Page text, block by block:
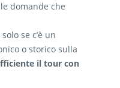
domande che
se c’è un
o storico sulla
il tour con